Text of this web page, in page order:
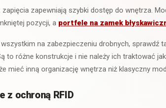
zapewniają szybki dostęp do wnętrza.
pozycji, a portfele na zamek
na zabezpieczeniu drobnych, sprawdź
to różne konstrukcje i nie należy ich traktować
mieć inną organizację wnętrza niż klasyczny
z ochroną RFID